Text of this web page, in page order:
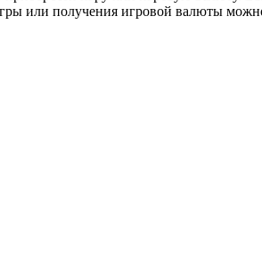
или получения игровой валюты